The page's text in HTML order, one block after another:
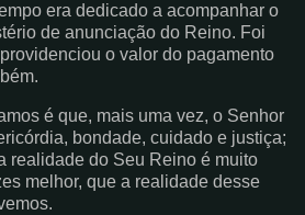
era dedicado a acompanhar o
de anunciação do Reino. Foi
o valor do pagamento
é que, mais uma vez, o Senhor
bondade, cuidado e justiça;
realidade do Seu Reino é muito
melhor, que a realidade desse